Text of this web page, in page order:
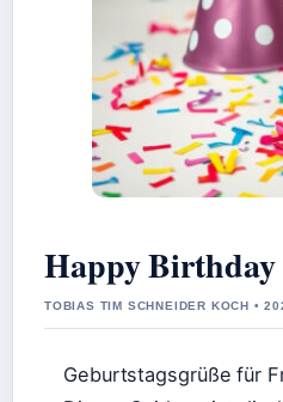
Happy
TOBIAS TIM SCHNEIDER KOCH •
Geburtstagsgrüße für